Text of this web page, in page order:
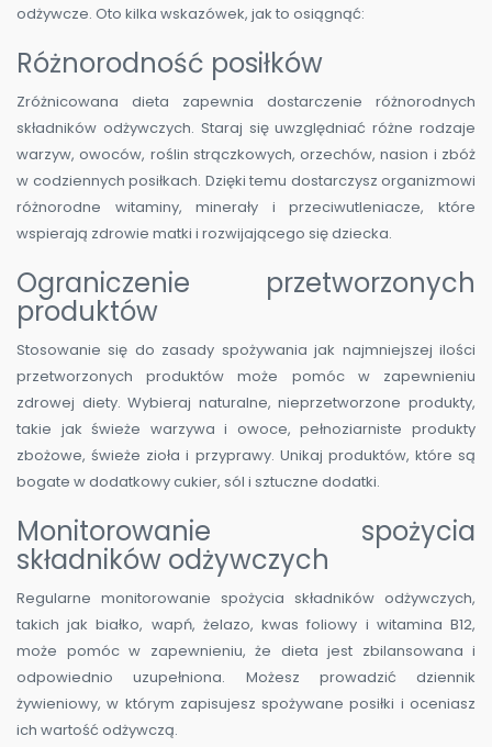
odżywcze. Oto kilka wskazówek, jak to osiągnąć:
Różnorodność posiłków
Zróżnicowana dieta zapewnia dostarczenie różnorodnych
składników odżywczych. Staraj się uwzględniać różne rodzaje
warzyw, owoców, roślin strączkowych, orzechów, nasion i zbóż
w codziennych posiłkach. Dzięki temu dostarczysz organizmowi
różnorodne witaminy, minerały i przeciwutleniacze, które
wspierają zdrowie matki i rozwijającego się dziecka.
Ograniczenie przetworzonych
produktów
Stosowanie się do zasady spożywania jak najmniejszej ilości
przetworzonych produktów może pomóc w zapewnieniu
zdrowej diety. Wybieraj naturalne, nieprzetworzone produkty,
takie jak świeże warzywa i owoce, pełnoziarniste produkty
zbożowe, świeże zioła i przyprawy. Unikaj produktów, które są
bogate w dodatkowy cukier, sól i sztuczne dodatki.
Monitorowanie spożycia
składników odżywczych
Regularne monitorowanie spożycia składników odżywczych,
takich jak białko, wapń, żelazo, kwas foliowy i witamina B12,
może pomóc w zapewnieniu, że dieta jest zbilansowana i
odpowiednio uzupełniona. Możesz prowadzić dziennik
żywieniowy, w którym zapisujesz spożywane posiłki i oceniasz
ich wartość odżywczą.